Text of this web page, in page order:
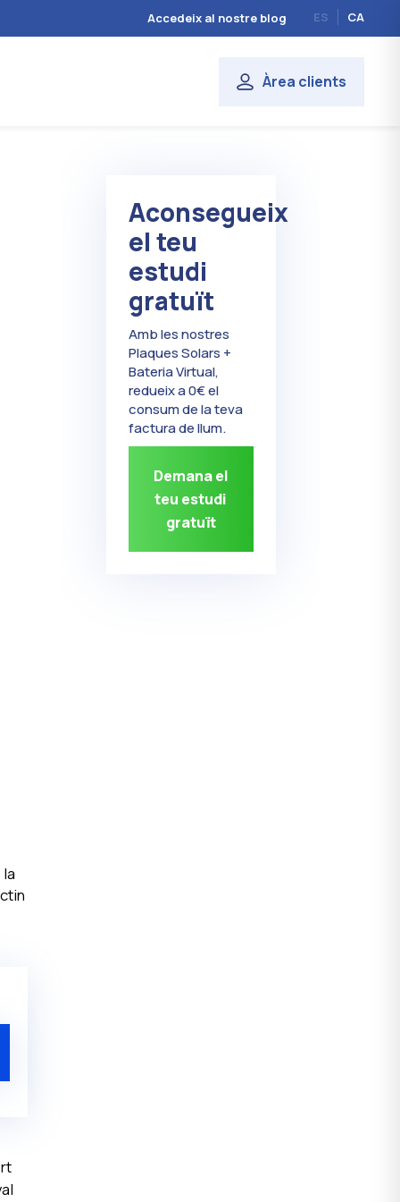
Accedeix al nostre blog ES CA
Àrea clients
Aconsegueix
el teu
estudi
gratuït
Amb les nostres
Plaques Solars +
Bateria Virtual,
redueix a 0€ el
consum de la teva
factura de llum.
Demana el
teu estudi
gratuït